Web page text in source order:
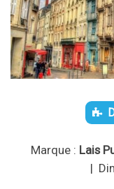
Marque : Lais
|